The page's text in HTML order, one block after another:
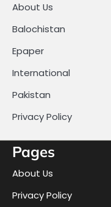
About Us
Balochistan
Epaper
International
Pakistan
Privacy Policy
Pages
About Us
Privacy Policy